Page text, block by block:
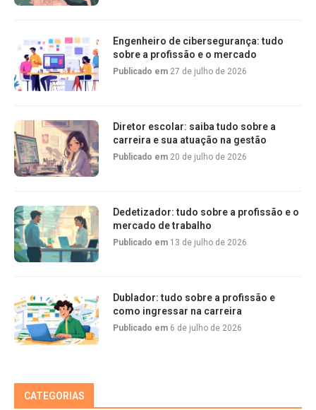
Engenheiro de cibersegurança: tudo
sobre a profissão e o mercado
Publicado em 27 de julho de 2026
Diretor escolar: saiba tudo sobre a
carreira e sua atuação na gestão
Publicado em 20 de julho de 2026
Dedetizador: tudo sobre a profissão e o
mercado de trabalho
Publicado em 13 de julho de 2026
Dublador: tudo sobre a profissão e
como ingressar na carreira
Publicado em 6 de julho de 2026
CATEGORIAS